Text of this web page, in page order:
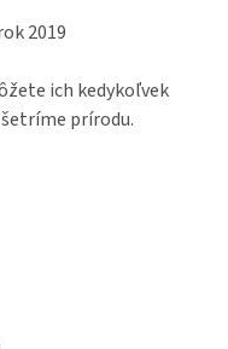
2019
ich kedykoľvek
prírodu.